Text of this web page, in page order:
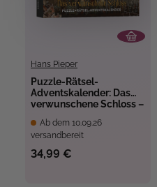
Hans Pieper
Puzzle-Rätsel-
Adventskalender: Das
verwunschene Schloss –
insgesamt 960 Teilen
Ab dem 10.09.26
versandbereit
34,99 €